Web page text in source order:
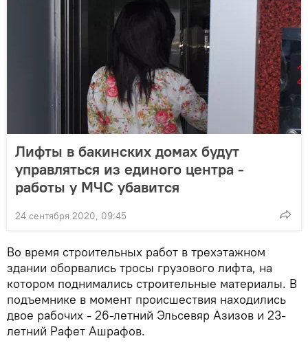
Лифты в бакинских домах будут
управляться из единого центра -
работы у МЧС убавится
24 сентября 2020, 09:45
Во время строительных работ в трехэтажном
здании оборвались тросы грузового лифта, на
котором поднимались строительные материалы. В
подъемнике в момент происшествия находились
двое рабочих - 26-летний Эльсевяр Азизов и 23-
летний Рафет Ашрафов.